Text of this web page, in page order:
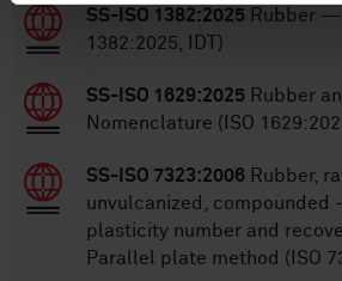
SS-ISO 1382:2025 Rubber —
1382:2025, IDT)
SS-ISO 1629:2025 Rubber
Nomenclature (ISO
SS-ISO 7323:2006 Rubber,
unvulcanized, compounded
plasticity number and
Parallel plate method (ISO